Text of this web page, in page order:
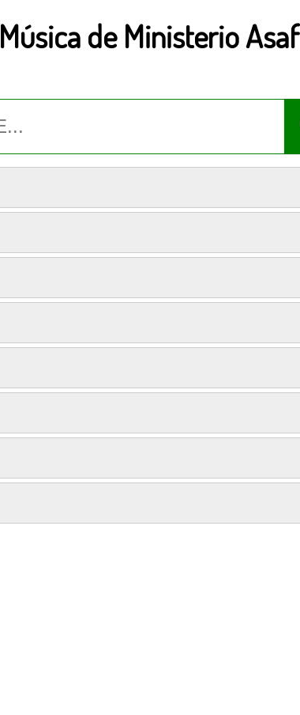
Música de Ministerio Asaf